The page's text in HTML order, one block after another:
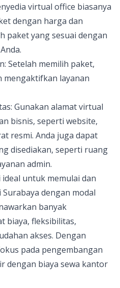
virtual office biasanya
dengan harga dan
paket yang sesuai dengan
Setelah memilih paket,
mengaktifkan layanan
Gunakan alamat virtual
bisnis, seperti website,
resmi. Anda juga dapat
disediakan, seperti ruang
admin.
untuk memulai dan
dengan modal
banyak
biaya, fleksibilitas,
akses. Dengan
pada pengembangan
dengan biaya sewa kantor